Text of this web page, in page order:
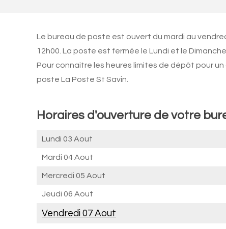
Le bureau de poste est ouvert du mardi au
12h00. La poste est fermée le Lundi et le Dimanche.
Pour connaitre les heures limites de dépôt pour
poste La Poste St Savin.
Horaires d'ouverture de votre
Lundi 03 Aout
Mardi 04 Aout
Mercredi 05 Aout
Jeudi 06 Aout
Vendredi 07 Aout